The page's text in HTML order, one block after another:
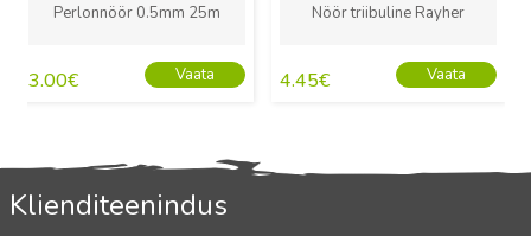
Perlonnöör 0.5mm 25m
3.00€ Vaata
Nöör triibuline Rayher
4.45€ Vaata
Klienditeenindus